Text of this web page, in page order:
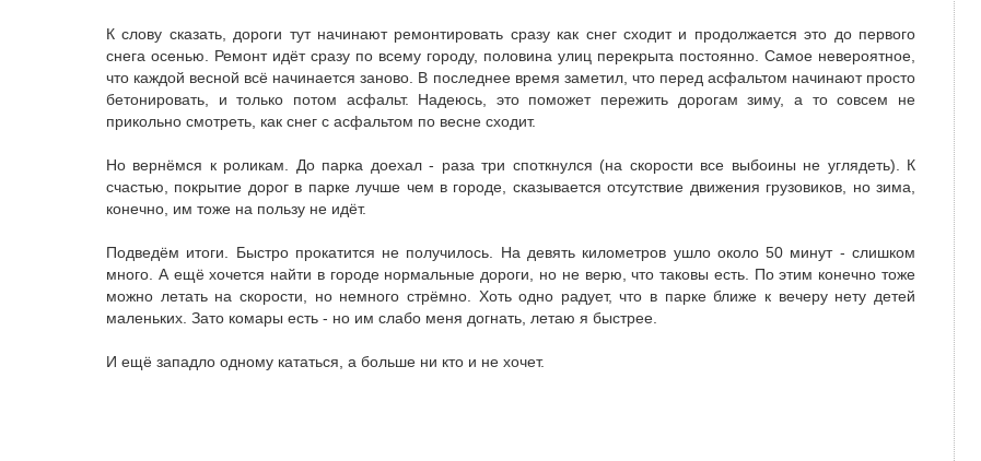
К слову сказать, дороги тут начинают ремонтировать сразу как снег сходит и продолжается это до первого
снега осенью. Ремонт идёт сразу по всему городу, половина улиц перекрыта постоянно. Самое невероятное,
что каждой весной всё начинается заново. В последнее время заметил, что перед асфальтом начинают просто
бетонировать, и только потом асфальт. Надеюсь, это поможет пережить дорогам зиму, а то совсем не
прикольно смотреть, как снег с асфальтом по весне сходит.
Но вернёмся к роликам. До парка доехал - раза три споткнулся (на скорости все выбоины не углядеть). К
счастью, покрытие дорог в парке лучше чем в городе, сказывается отсутствие движения грузовиков, но зима,
конечно, им тоже на пользу не идёт.
Подведём итоги. Быстро прокатится не получилось. На девять километров ушло около 50 минут - слишком
много. А ещё хочется найти в городе нормальные дороги, но не верю, что таковы есть. По этим конечно тоже
можно летать на скорости, но немного стрёмно. Хоть одно радует, что в парке ближе к вечеру нету детей
маленьких. Зато комары есть - но им слабо меня догнать, летаю я быстрее.
И ещё западло одному кататься, а больше ни кто и не хочет.